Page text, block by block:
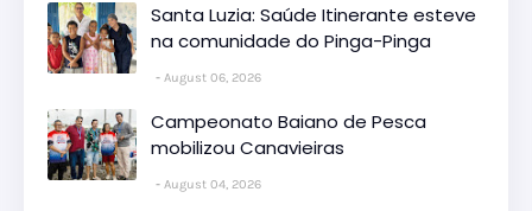
Santa Luzia: Saúde Itinerante esteve
na comunidade do Pinga-Pinga
August 06, 2026
Campeonato Baiano de Pesca
mobilizou Canavieiras
August 04, 2026